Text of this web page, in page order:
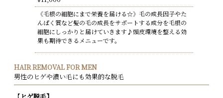
《毛根の細胞にまで栄養を届ける☆》毛の成長因子やた
んぱく質など髪の毛の成長をサポートする成分を毛根の
細胞にしっかりと届けていきます♪頭皮環境を整える効
果も期待できるメニューです。
HAIR REMOVAL FOR MEN
男性のヒゲや濃い毛にも効果的な脱毛
【ヒゲ脱毛】